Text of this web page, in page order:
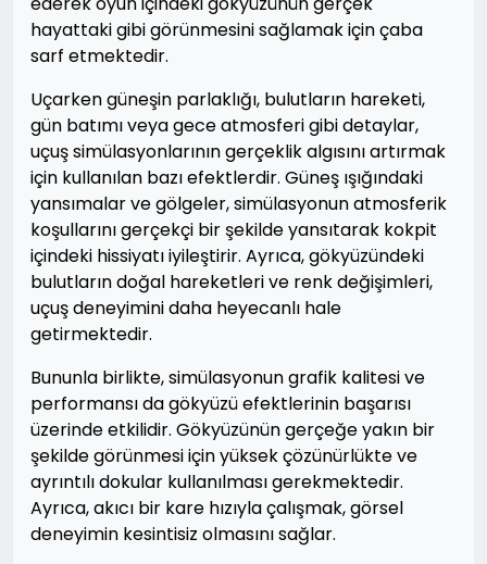
hayattaki gibi görünmesini sağlamak için çaba
sarf etmektedir.
Uçarken güneşin parlaklığı, bulutların hareketi,
gün batımı veya gece atmosferi gibi detaylar,
uçuş simülasyonlarının gerçeklik algısını artırmak
için kullanılan bazı efektlerdir. Güneş ışığındaki
yansımalar ve gölgeler, simülasyonun atmosferik
koşullarını gerçekçi bir şekilde yansıtarak kokpit
içindeki hissiyatı iyileştirir. Ayrıca, gökyüzündeki
bulutların doğal hareketleri ve renk değişimleri,
uçuş deneyimini daha heyecanlı hale
getirmektedir.
Bununla birlikte, simülasyonun grafik kalitesi ve
performansı da gökyüzü efektlerinin başarısı
üzerinde etkilidir. Gökyüzünün gerçeğe yakın bir
şekilde görünmesi için yüksek çözünürlükte ve
ayrıntılı dokular kullanılması gerekmektedir.
Ayrıca, akıcı bir kare hızıyla çalışmak, görsel
deneyimin kesintisiz olmasını sağlar.